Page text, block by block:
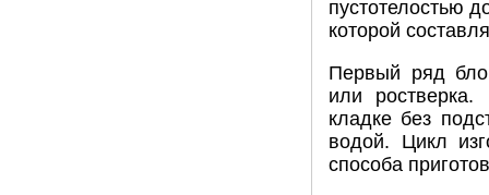
пустотелостью
которой
Первый ряд
или
кладке без
водой. Цикл
способа